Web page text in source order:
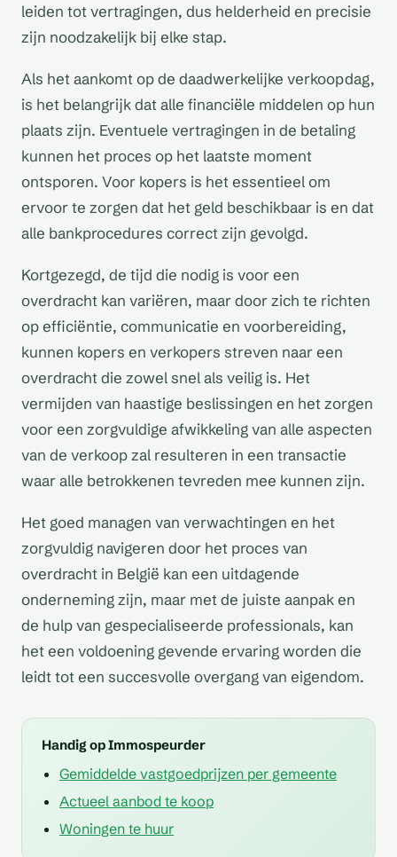
leiden tot vertragingen, dus helderheid en precisie
zijn noodzakelijk bij elke stap.
Als het aankomt op de daadwerkelijke verkoopdag,
is het belangrijk dat alle financiële middelen op hun
plaats zijn. Eventuele vertragingen in de betaling
kunnen het proces op het laatste moment
ontsporen. Voor kopers is het essentieel om
ervoor te zorgen dat het geld beschikbaar is en dat
alle bankprocedures correct zijn gevolgd.
Kortgezegd, de tijd die nodig is voor een
overdracht kan variëren, maar door zich te richten
op efficiëntie, communicatie en voorbereiding,
kunnen kopers en verkopers streven naar een
overdracht die zowel snel als veilig is. Het
vermijden van haastige beslissingen en het zorgen
voor een zorgvuldige afwikkeling van alle aspecten
van de verkoop zal resulteren in een transactie
waar alle betrokkenen tevreden mee kunnen zijn.
Het goed managen van verwachtingen en het
zorgvuldig navigeren door het proces van
overdracht in België kan een uitdagende
onderneming zijn, maar met de juiste aanpak en
de hulp van gespecialiseerde professionals, kan
het een voldoening gevende ervaring worden die
leidt tot een succesvolle overgang van eigendom.
Handig op Immospeurder
Gemiddelde vastgoedprijzen per gemeente
Actueel aanbod te koop
Woningen te huur